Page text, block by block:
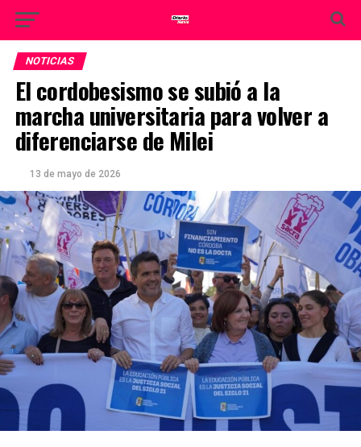
NOTICIAS
El cordobesismo se subió a la
marcha universitaria para volver a
diferenciarse de Milei
13 de mayo de 2026